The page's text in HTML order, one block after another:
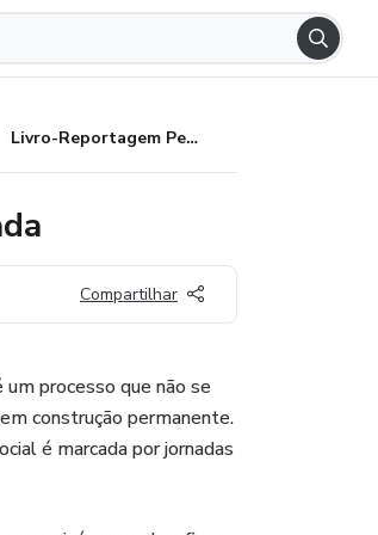
Livro-Reportagem Perfil: Memórias de uma jornada
Compartilhar
processo que não se
construção permanente.
é marcada por jornadas